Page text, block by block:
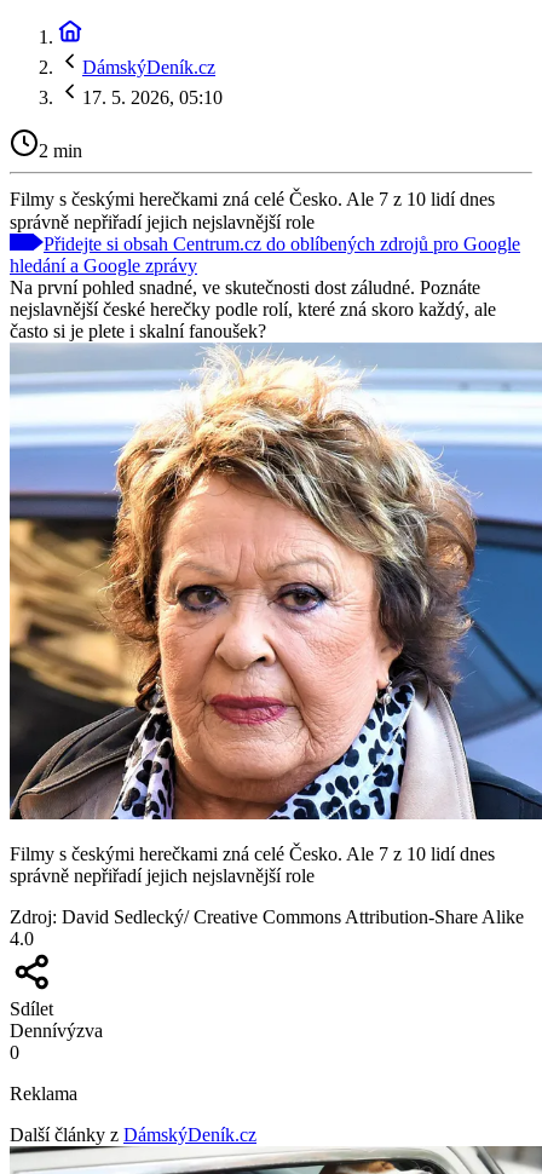
DámskýDeník.cz
17. 5. 2026, 05:10
2 min
Filmy s českými herečkami zná celé Česko. Ale 7 z 10 lidí dnes
správně nepřiřadí jejich nejslavnější role
Přidejte si obsah Centrum.cz do oblíbených zdrojů pro Google
hledání a Google zprávy
Na první pohled snadné, ve skutečnosti dost záludné. Poznáte
nejslavnější české herečky podle rolí, které zná skoro každý, ale
často si je plete i skalní fanoušek?
Filmy s českými herečkami zná celé Česko. Ale 7 z 10 lidí dnes
správně nepřiřadí jejich nejslavnější role
Zdroj: David Sedlecký/ Creative Commons Attribution-Share Alike
4.0
Sdílet
Dennívýzva
0
Reklama
Další články z DámskýDeník.cz